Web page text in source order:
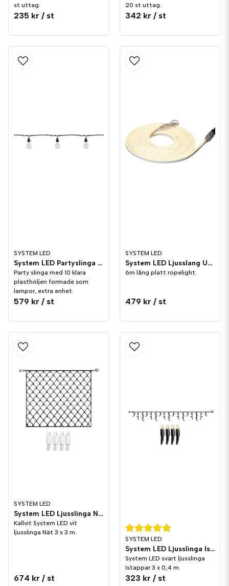
st uttag.
235 kr / st
20 st uttag.
342 kr / st
SYSTEM LED
System LED Partyslinga Utomhus
Party slinga med 10 klara
plasthöljen formade som
lampor, extra enhet.
579 kr / st
SYSTEM LED
System LED Ljusslang Utomhus
6m lång platt ropelight.
479 kr / st
SYSTEM LED
System LED Ljusslinga Nät 3x3 meter Vit Kallvit
Kallvit System LED vit
ljusslinga Nät 3 x 3 m.
674 kr / st
SYSTEM LED
System LED Ljusslinga Istappar 3 m Svart
System LED svart ljusslinga
Istappar 3 x 0,4 m.
323 kr / st